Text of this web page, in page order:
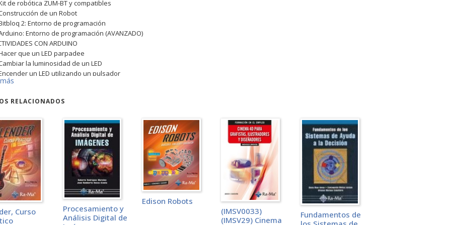
de robótica ZUM-BT y compatibles
de un Robot
2: Entorno de programación
Entorno de programación (AVANZADO)
CON ARDUINO
que un LED parpadee
la luminosidad de un LED
un LED utilizando un pulsador
datos por puerto serie
de variables
Movimiento de servos de rotación continua
Movimiento de servos de rotación continua (2)
Movimiento de servos de posición
Robot que retrocede ante choques
Motor de Corriente Continua (actividad de nivel avanzado)
Sensor Digital: Infrarrojo
Robot Sigue Líneas
Sensor Digital: Ultrasonidos
Sensor Analógico: Potenciómetro
Sensor Analógico: LDR
RELACIONADOS
Curso
Procesamiento y
Análisis Digital de
Edison Robots
(IMSV0033)
(IMSV29) Cinema
Fundamentos de